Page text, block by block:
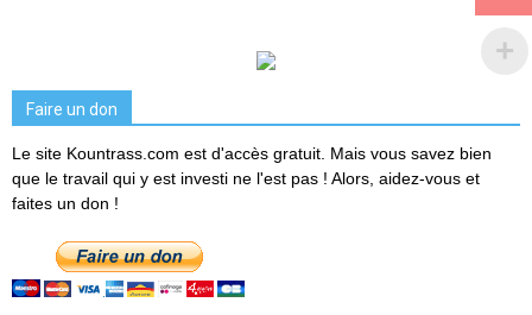
Faire un don
Le site Kountrass.com est d'accès gratuit. Mais vous savez bien
que le travail qui y est investi ne l'est pas ! Alors, aidez-vous et
faites un don !